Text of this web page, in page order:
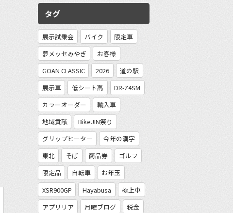
タグ
展示試乗会 バイク
限定車
夢メッセみやぎ
お客様
GOAN CLASSIC
2026
道の駅
展示車
低シート高
DR-Z4SM
カラーオーダー
輸入車
地域貢献
BikeJIN祭り
グリップヒーター
今年の漢字
東北
そば 商品券
ゴルフ
限定品
自転車
お年玉
XSR900GP
Hayabusa
極上車
アプリリア
月曜ブログ 税金